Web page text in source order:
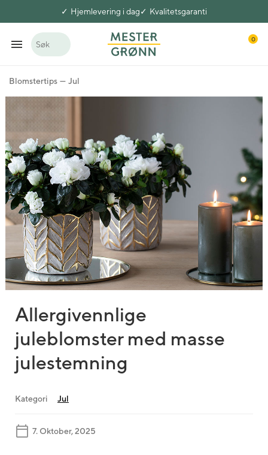
Hjemlevering i dag Kvalitetsgaranti
Søk
0
Blomstertips Jul
Allergivennlige
juleblomster med masse
julestemning
7. Oktober, 2025
Kategori Jul